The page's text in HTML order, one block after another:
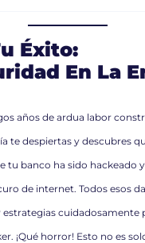
Éxito:
En La
años de ardua labor
te despiertas y descubres
tu banco ha sido hackeado
de internet. Todos esos
cuidadosamente
¡Qué horror! Esto no es